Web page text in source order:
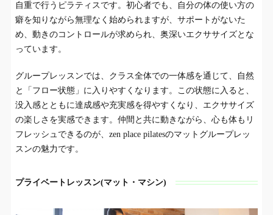
自重で行うピラティスです。初心者でも、自分の体の使い方の
癖を知りながら無理なく始められますが、サポートがないた
め、動きのコントロールが求められ、奥深いエクササイズとな
っています。
グループレッスンでは、クラス全体での一体感を通じて、自然
と「フロー状態」に入りやすくなります。この状態に入ると、
没入感とともに達成感や充実感を得やすくなり、エクササイズ
の楽しさを実感できます。仲間と共に動きながら、心も体もリ
フレッシュできるのが、zen place pilatesのマットグループレッ
スンの魅力です。
プライベートレッスン(マット・マシン)